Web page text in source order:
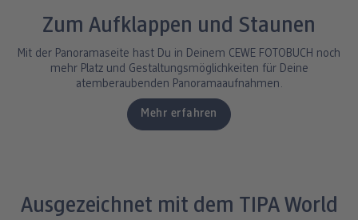
Zum Aufklappen und Staunen
Mit der Panoramaseite hast Du in Deinem CEWE FOTOBUCH noch
mehr Platz und Gestaltungsmöglichkeiten für Deine
atemberaubenden Panoramaaufnahmen.
Mehr erfahren
Ausgezeichnet mit dem TIPA World